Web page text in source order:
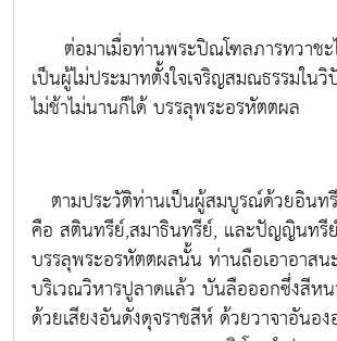
ต่อมาเมื่อท่านพระปิณโฑลภารทวาช
เป็นผู้ไม่ประมาทตั้งใจเจริญสมณธรรมใน
ไม่ช้าไม่นานก็ได้ บรรลุพระอรหัตตผล
ตามประวัติท่านเป็นผู้สมบูรณ์ด้วยอินท
คือ สตินทรีย์,สมาธินทรีย์, และปัญญินทรี
บรรลุพระอรหัตตผลนั้น ท่านถือเอาอาสน
บริเวณวิหารปูลาดแล้ว บันลือออกซึ่งสีห
ด้วยเสียงอันดังดุจราชสีห์ ด้วยวาจาอันอง